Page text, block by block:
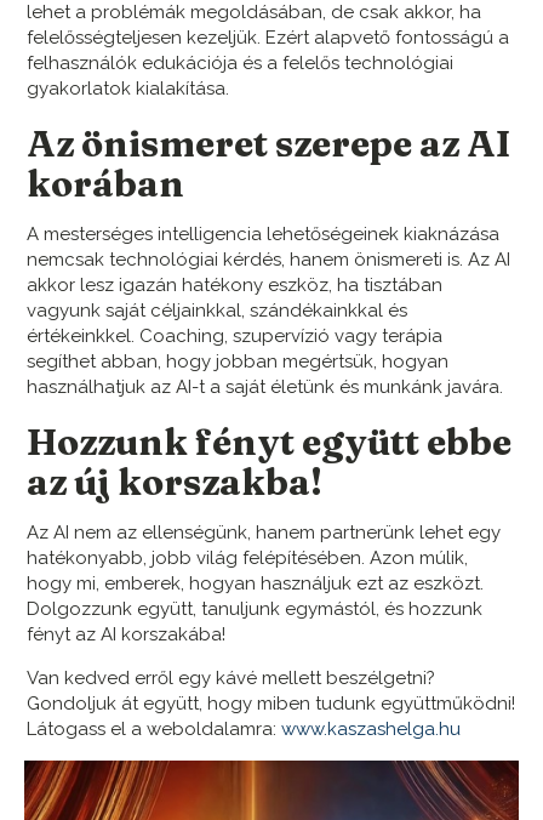
lehet a problémák megoldásában, de csak akkor, ha
felelősségteljesen kezeljük. Ezért alapvető fontosságú a
felhasználók edukációja és a felelős technológiai
gyakorlatok kialakítása.
Az önismeret szerepe az AI
korában
A mesterséges intelligencia lehetőségeinek kiaknázása
nemcsak technológiai kérdés, hanem önismereti is. Az AI
akkor lesz igazán hatékony eszköz, ha tisztában
vagyunk saját céljainkkal, szándékainkkal és
értékeinkkel. Coaching, szupervízió vagy terápia
segíthet abban, hogy jobban megértsük, hogyan
használhatjuk az AI-t a saját életünk és munkánk javára.
Hozzunk fényt együtt ebbe
az új korszakba!
Az AI nem az ellenségünk, hanem partnerünk lehet egy
hatékonyabb, jobb világ felépítésében. Azon múlik,
hogy mi, emberek, hogyan használjuk ezt az eszközt.
Dolgozzunk együtt, tanuljunk egymástól, és hozzunk
fényt az AI korszakába!
Van kedved erről egy kávé mellett beszélgetni?
Gondoljuk át együtt, hogy miben tudunk együttműködni!
Látogass el a weboldalamra:www.kaszashelga.hu